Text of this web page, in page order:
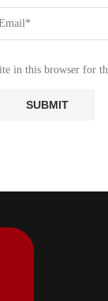
in this browser for